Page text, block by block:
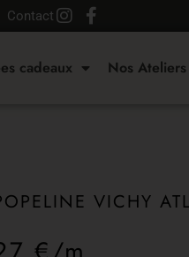
Contact
cadeaux Nos Ateliers
VICHY